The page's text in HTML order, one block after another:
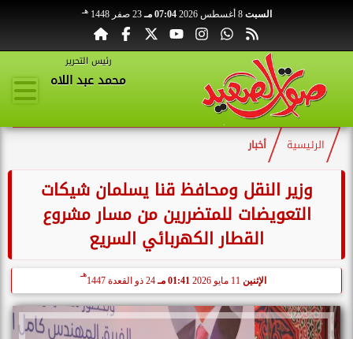
السبت 8 أغسطس 2026 07:04 مـ 23 صفر 1448 هـ
رئيس التحرير
محمد عبد اللاه
الرئيسية أخبار
وزير النقل ومحافظ قنا يسلمان شيكات
التعويضات للمتضررين من مسار مشروع
القطار الكهربائي السريع
الإثنين 01:41 مـ 24 ذو القعدة 1447
هـ